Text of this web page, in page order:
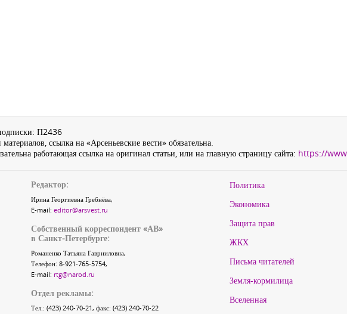
П2436
ссылка на «Арсеньевские вести» обязательна.
работающая ссылка на оригинал статьи, или на главную страницу сайта: https://
Редактор:
Ирина Георгиевна Гребнёва,
E-mail: editor@arsvest.ru
Собственный корреспондент «АВ»
в Санкт-Петербурге:
Романенко Татьяна Гаврииловна,
Телефон: 8-921-765-5754,
E-mail: rtg@narod.ru
Отдел рекламы:
Тел.: (423) 240-70-21, факс: (423) 240-70-22
Политика
Экономика
Защита прав
ЖКХ
Письма читателей
Земля-кормилица
Вселенная